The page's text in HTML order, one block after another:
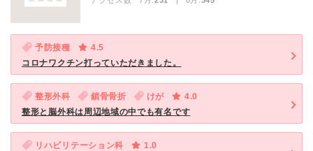
予防接種
4.5
コロナワクチン打っていただきました。
整形外科 鎖骨骨折 けが
4.0
整形と脳外科は周辺地域の中でも有名です
リハビリテーション科
1.0